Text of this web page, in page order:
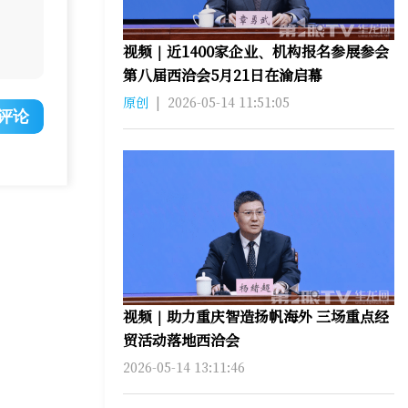
论
视频｜近1400家企业、机构报名参展参会
第八届西洽会5月21日在渝启幕
原创 | 2026-05-14 11:51:05
视频｜助力重庆智造扬帆海外 三场重点经
贸活动落地西洽会
2026-05-14 13:11:46